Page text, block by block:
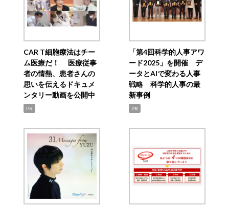
CAR T細胞療法はチー
ム医療だ！ 医療従事
者の情熱、患者さんの
思いを伝えるドキュメ
ンタリー動画を公開中
PR
「第4回科学的人事アワ
ード2025」を開催 デ
ータとAIで変わる人事
戦略 科学的人事の最
新事例
PR